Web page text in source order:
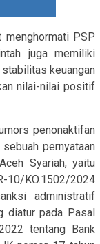
menghormati PSP
juga memiliki
keuangan
nilai-nilai positif
penonaktifan
pernyataan
Syariah, yaitu
10/KO.1502/2024
administratif
diatur pada Pasal
tentang Bank